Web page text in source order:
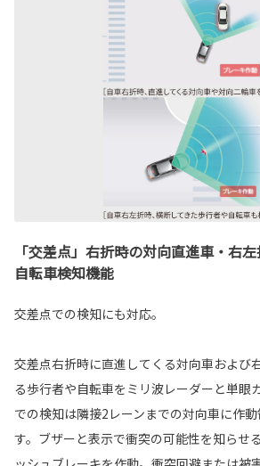
「交差点」右折時の対向直進車・右
自転車検知機能
交差点での検知にも対応。
交差点右折時に直進してくる対向車および
る歩行者や自転車をミリ波レーダーと単眼
での検知は隣接2レーンまでの対向車に作
す。ブザーと表示で衝突の可能性を知らせ